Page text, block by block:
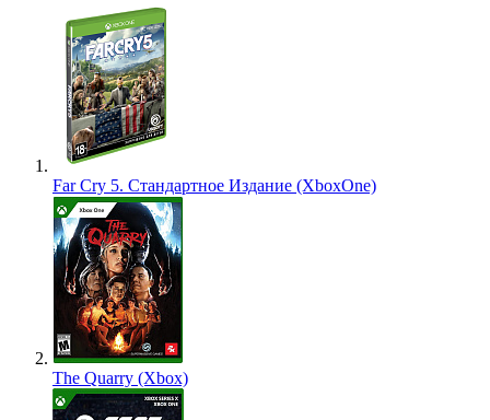
Far Cry 5. Стандартное Издание (XboxOne)
The Quarry (Xbox)